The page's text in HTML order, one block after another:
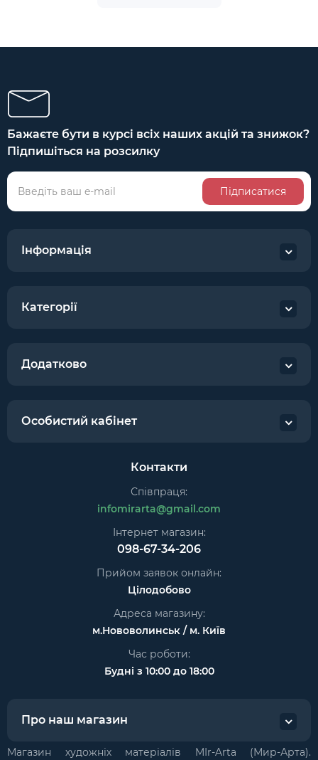
Бажаєте бути в курсі всіх наших акцій та знижок?
Підпишіться на розсилку
Підписатися
Інформація
Категорії
Додатково
Особистий кабінет
Контакти
Співпраця:
infomirarta@gmail.com
Інтернет магазин:
098-67-34-206
Прийом заявок онлайн:
Цілодобово
Адреса магазину:
м.Нововолинськ / м. Київ
Час роботи:
Будні з 10:00 до 18:00
Про наш магазин
Магазин художніх матеріалів MIr-Arta (Мир-Арта).